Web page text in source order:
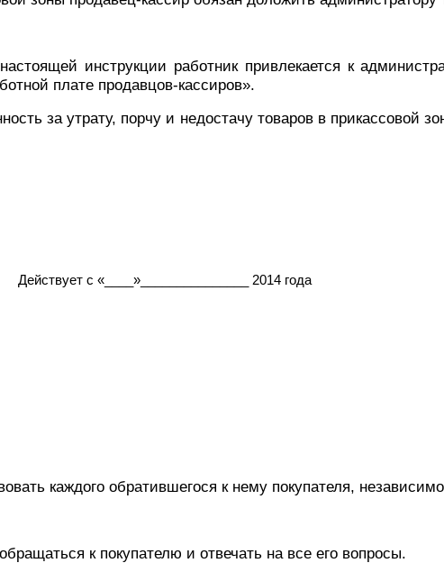
инструкции работник привлекается к
плате продавцов-кассиров».
за утрату, порчу и недостачу товаров в прикассовой
Действует с «____»_______________ 2014 года
каждого обратившегося к нему покупателя,
к покупателю и отвечать на все его вопросы.